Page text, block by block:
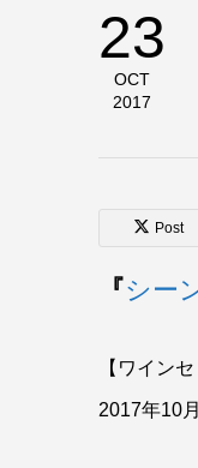
23
OCT
2017
Post
『シー
【ワインセ
2017年10